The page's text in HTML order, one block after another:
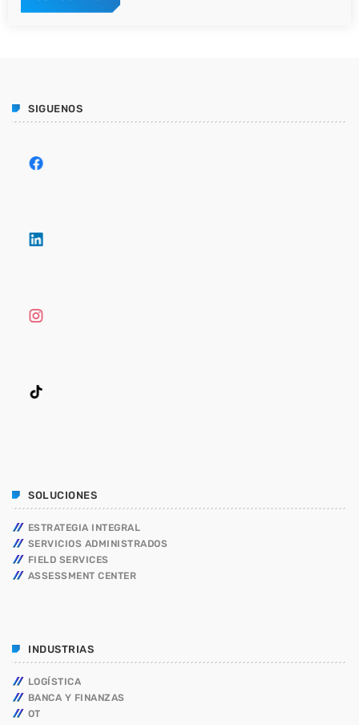
SIGUENOS
SOLUCIONES
ESTRATEGIA INTEGRAL
SERVICIOS ADMINISTRADOS
FIELD SERVICES
ASSESSMENT CENTER
INDUSTRIAS
LOGÍSTICA
BANCA Y FINANZAS
OT